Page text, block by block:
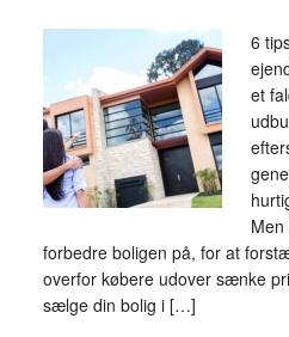
6
et
forbedre boligen på, for at
overfor købere udover sænke
sælge din bolig i […]